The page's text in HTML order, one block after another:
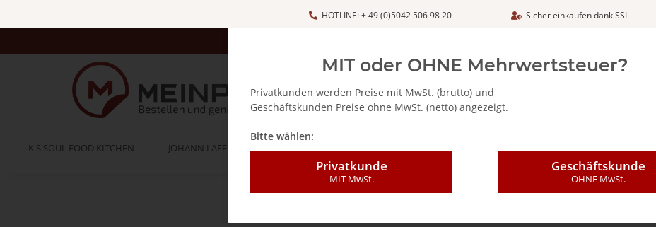
HOTLINE: + 49 (0)5042 506 98 20 Sicher einkaufen dank SSL
K'S SOUL FOOD KITCHEN JOHANN LAFER BELLA ITALIA - FEINKOSTARTIKEL CAFFÈ MAJESTIC / DICAF KAFFEE
MIT oder OHNE Mehrwertsteuer?
Privatkunden werden Preise mit MwSt. (brutto) und
Geschäftskunden Preise ohne MwSt. (netto) angezeigt.
Bitte wählen:
Privatkunde
MIT MwSt.
Geschäftskunde
OHNE MwSt.